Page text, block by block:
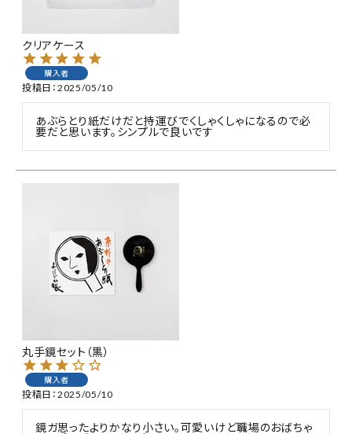
クリアケース
購入者
投稿日 2025/05/10
あぶらとり紙だけだと持運びでくしゃくしゃになるので必
要だと思います。シンプルで良いです
丸手鏡セット（黒）
購入者
投稿日 2025/05/10
鏡ガ思ったよりかなり小さい。可愛いけど職場のおばちゃ